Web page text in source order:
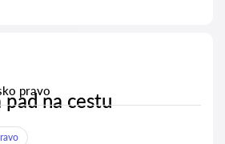
pravo
pad na cestu